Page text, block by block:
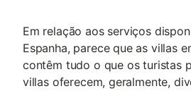
Em relação aos serviços
Espanha, parece que as villas
contêm tudo o que os turistas
villas oferecem, geralmente,